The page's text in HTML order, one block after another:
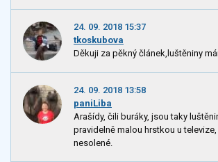
24. 09. 2018 15:37
tkoskubova
Děkuji za pěkný článek,luštěniny
24. 09. 2018 13:58
paniLiba
Arašídy, čili buráky, jsou taky
pravidelně malou hrstkou u
nesolené.